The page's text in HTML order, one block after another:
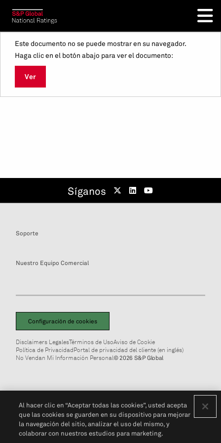
Este documento no se puede mostrar en su navegador.
Haga clic en el botón abajo para ver el documento:
Ver
Síganos
Soporte
Nuestro Equipo Comercial
Configuración de cookies
Disclaimers LegalesTérminos de UsoAviso de Cookie
Política de PrivacidadPortal de privacidad del cliente (en inglés)
No Vendan Mi Información Personal© 2026 S&P Global
Al hacer clic en “Aceptar todas las cookies”, usted acepta
que las cookies se guarden en su dispositivo para mejorar
la navegación del sitio, analizar el uso del mismo, y
colaborar con nuestros estudios para marketing.